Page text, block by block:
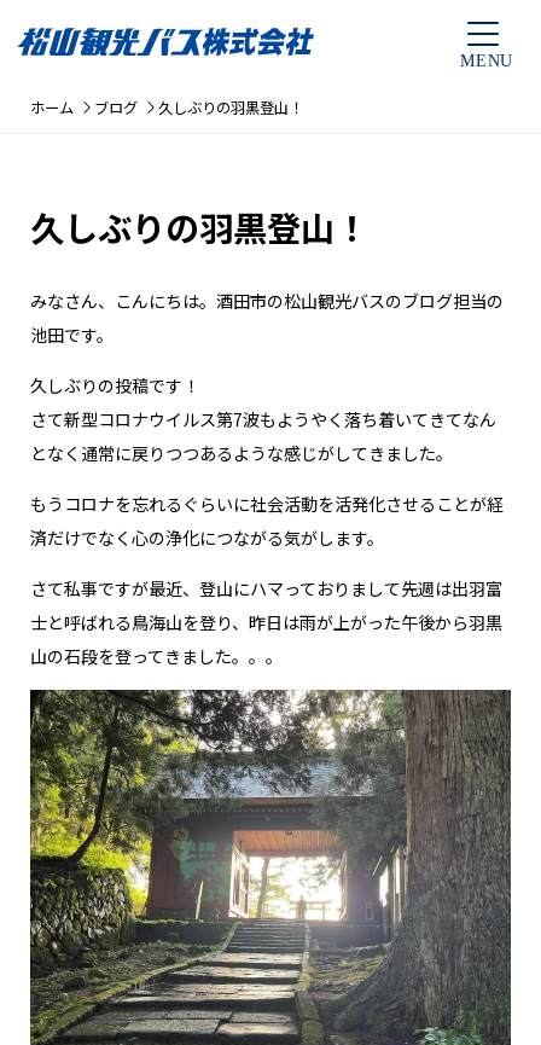
ホーム ブログ 久しぶりの羽黒登山！
久しぶりの羽黒登山！
みなさん、こんにちは。酒田市の松山観光バスのブログ担当の
池田です。
久しぶりの投稿です！
さて新型コロナウイルス第7波もようやく落ち着いてきてなん
となく通常に戻りつつあるような感じがしてきました。
もうコロナを忘れるぐらいに社会活動を活発化させることが経
済だけでなく心の浄化につながる気がします。
さて私事ですが最近、登山にハマっておりまして先週は出羽富
士と呼ばれる鳥海山を登り、昨日は雨が上がった午後から羽黒
山の石段を登ってきました。。。